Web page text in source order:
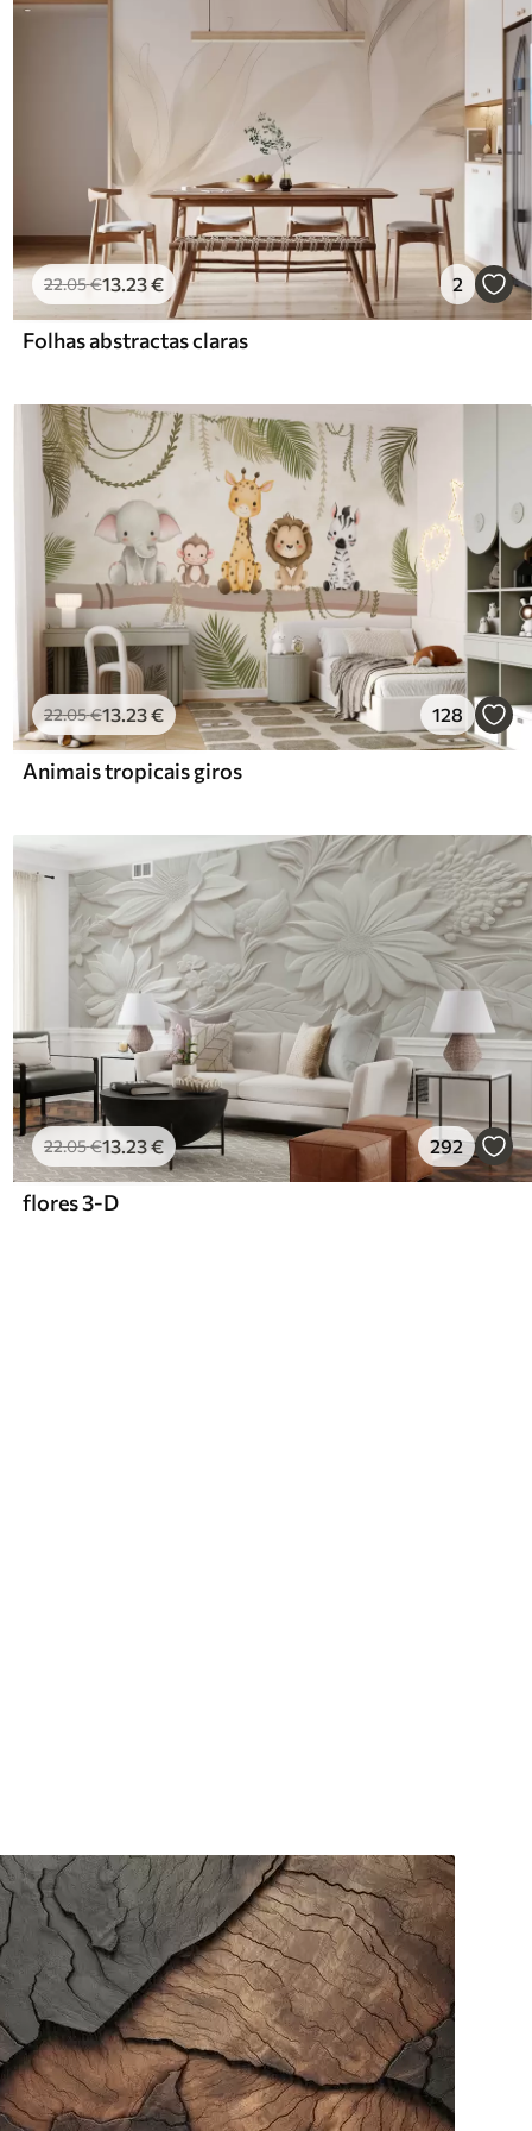
22.05€13.23€ 2
Folhas abstractas claras
22.05€13.23€ 128
Animais tropicais giros
22.05€13.23€ 292
flores 3-D